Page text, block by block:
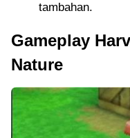
tambahan.
Gameplay
Nature